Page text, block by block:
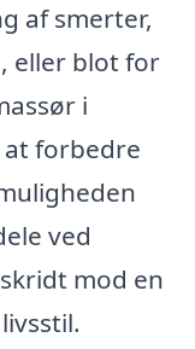
af smerter,
eller blot for
i
forbedre
ved
mod en